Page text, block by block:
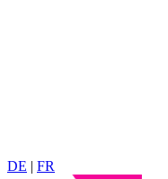
DE | FR